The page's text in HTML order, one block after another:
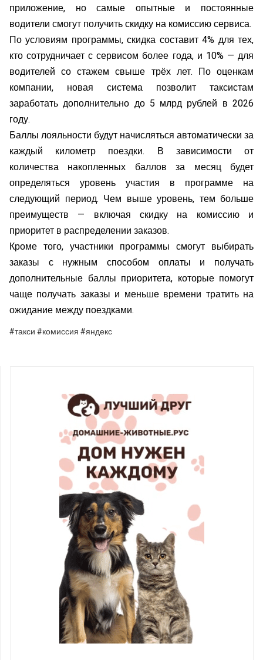
приложение, но самые опытные и постоянные
водители смогут получить скидку на комиссию сервиса.
По условиям программы, скидка составит 4% для тех,
кто сотрудничает с сервисом более года, и 10% — для
водителей со стажем свыше трёх лет. По оценкам
компании, новая система позволит таксистам
заработать дополнительно до 5 млрд рублей в 2026
году.
Баллы лояльности будут начисляться автоматически за
каждый километр поездки. В зависимости от
количества накопленных баллов за месяц будет
определяться уровень участия в программе на
следующий период. Чем выше уровень, тем больше
преимуществ — включая скидку на комиссию и
приоритет в распределении заказов.
Кроме того, участники программы смогут выбирать
заказы с нужным способом оплаты и получать
дополнительные баллы приоритета, которые помогут
чаще получать заказы и меньше времени тратить на
ожидание между поездками.
#такси #комиссия #яндекс